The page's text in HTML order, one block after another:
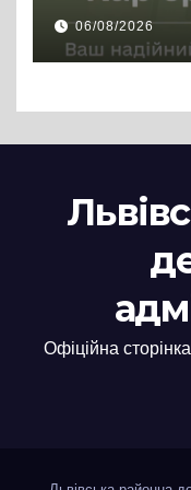
цивільній
06/08/2026
Офіційна